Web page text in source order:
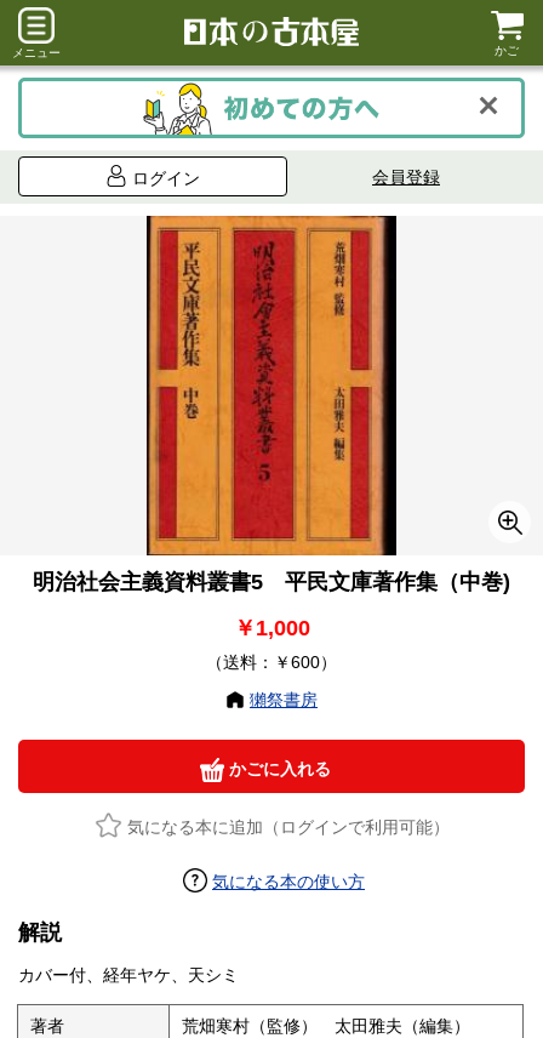
メニュー かご
ログイン 会員登録
明治社会主義資料叢書5 平民文庫著作集（中巻)
￥1,000
（送料：￥600）
獺祭書房
かごに入れる
気になる本に追加（ログインで利用可能）
気になる本の使い方
解説
カバー付、経年ヤケ、天シミ
著者 荒畑寒村（監修） 太田雅夫（編集）